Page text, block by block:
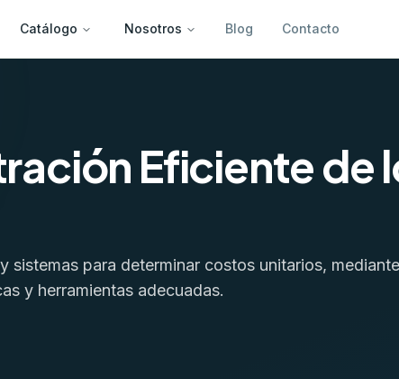
Catálogo Nosotros Blog Contacto
Eficiente de
sistemas para determinar costos unitarios,
y herramientas adecuadas.